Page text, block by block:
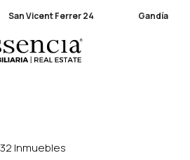
San Vicent Ferrer 24 Gandía
32 Inmuebles